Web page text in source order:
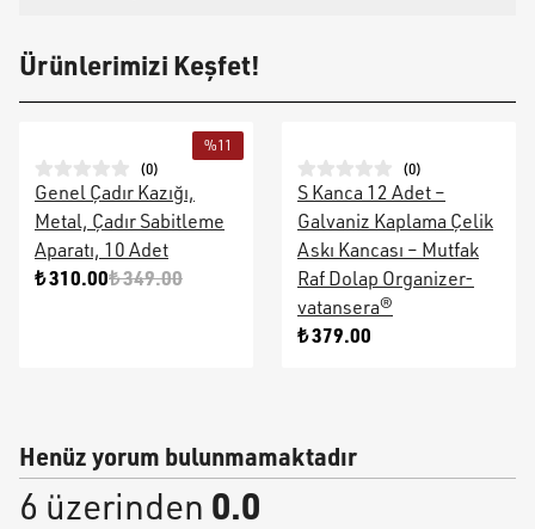
Ürünlerimizi Keşfet!
%11
(0)
Genel Çadır Kazığı,
Metal, Çadır Sabitleme
Aparatı, 10 Adet
₺ 310.00₺ 349.00
(0)
S Kanca 12 Adet –
Galvaniz Kaplama Çelik
Askı Kancası – Mutfak
Raf Dolap Organizer-
vatansera®
₺ 379.00
Henüz yorum bulunmamaktadır
6 üzerinden 0.0